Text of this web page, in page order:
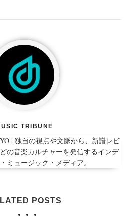
TRIBUNE
| 独自の視点や文脈から、新譜レビ
の音楽カルチャーを発信するインデ
ミュージック・メディア。
POSTS